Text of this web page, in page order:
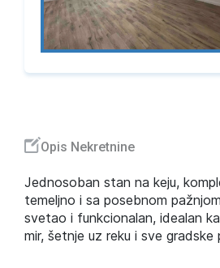
Opis Nekretnine
Jednosoban stan na keju,
temeljno i sa posebnom
svetao i funkcionalan, idealan
mir, šetnje uz reku i sve